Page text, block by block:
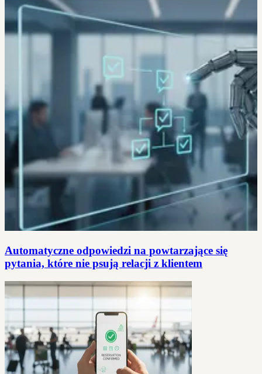
Automatyczne odpowiedzi na powtarzające się
pytania, które nie psują relacji z klientem